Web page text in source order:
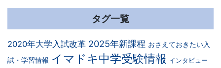
タグ一覧
2020年大学入試改革 2025年新課程 おさえておきたい入
試・学習情報 イマドキ中学受験情報 インタビュー